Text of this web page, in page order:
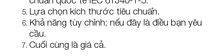
Lựa chọn kích thước tiêu chuẩn.
Khả năng tùy chỉnh; nếu đây là điều bạn yêu
cầu.
Cuối cùng là giá cả.